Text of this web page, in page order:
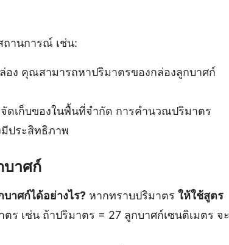
ถานการณ์ เช่น:
ง คุณสามารถหาปริมาตรของกล่องลูกบาศก์
เก็บของในพื้นที่จำกัด การคำนวณปริมาตร
ประสิทธิภาพ
บาศก์
าศก์ได้อย่างไร?หากทราบปริมาตร ให้ใช้สูตร
เช่น ถ้าปริมาตร = 27 ลูกบาศก์เซนติเมตร จะ